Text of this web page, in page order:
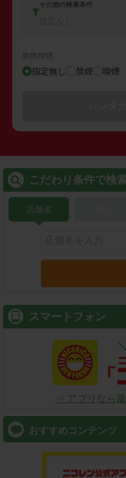
その他の検索条件
禁煙/喫煙
指定無し 禁煙 喫煙
こだわり条件で検
店舗名
スマートフォン
⇒ アプリなら
おすすめコンテンツ